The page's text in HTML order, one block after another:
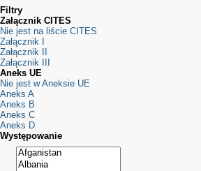
Filtry
Załącznik CITES
Nie jest na liście CITES
Załącznik I
Załącznik II
Załącznik III
Aneks UE
Nie jest w Aneksie UE
Aneks A
Aneks B
Aneks C
Aneks D
Występowanie